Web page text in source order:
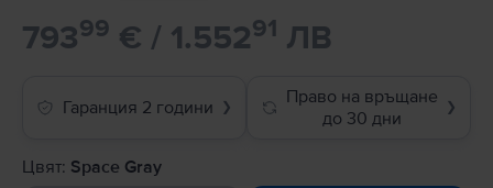
79399 € / 1.55291 ЛВ
Гаранция 2 години ❯
Право на връщане
до 30 дни
❯
Цвят: Space Gray